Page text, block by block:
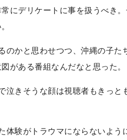
にデリケートに事を扱うべき
のかと思わせつつ、沖縄の子
がある番組なんだなと思った。
泣きそうな顔は視聴者もきっ
体験がトラウマにならないよ